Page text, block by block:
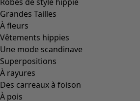
Grandes Tailles
À fleurs
Vêtements hippies
Une mode scandinave
Superpositions
À rayures
Des carreaux à foison
À pois